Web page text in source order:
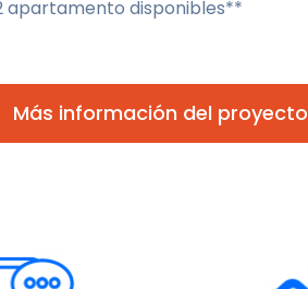
apartamento disponibles**
Más información del proyecto